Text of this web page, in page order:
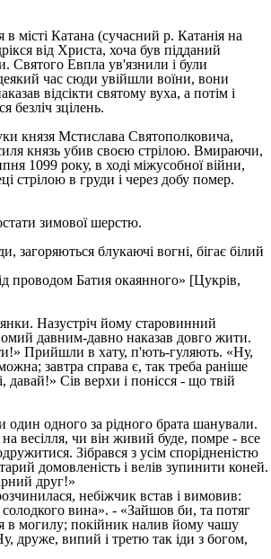
місті Катана (сучасний р. Катанія на
від Христа, хоча був підданий
Святого Евпла ув'язнили і були
час сюди увійшли воїни, вони
відсікти святому вуха, а потім і
безліч зцілень.
князя Мстислава Святополковича,
князь убив своєю стрілою. Вмираючи,
1099 року, в ході міжусобної війни,
стрілою в груди і через добу помер.
зимової шерстю.
загоряються блукаючі вогні, бігає білий
проводом Батия окаянного» [Цукрів,
Назустріч йому старовинний
давним-давно наказав довго жити.
Прийшли в хату, п'ють-гуляють. «Ну,
завтра справа є, так треба раніше
Сів верхи і понісся - що твій
одного за рідного брата шанували.
весілля, чи він живий буде, помре - все
Зібрався з усім спорідненістю
домовленість і велів зупинити коней.
друг!»
небіжчик встав і вимовив:
вина». - «Зайшов би, та потяг
в могилу; покійник налив йому чашу
друже, випий і третю так іди з богом,